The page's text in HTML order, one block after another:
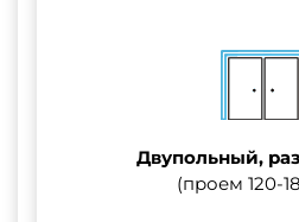
Двупольный,
(проем 120-